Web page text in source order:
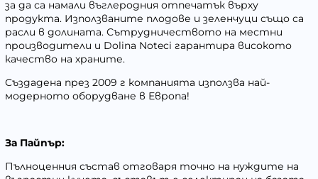
за да са намали въглеродния отпечатък върху
продукта. Използваните плодове и зеленчуци също са
расли в долината. Сътрудничеството на местни
производители и Dolina Noteci гарантира високото
качество на храните.
Създадена през 2009 г компанията използва най-
модерното оборудване в Европа!
За Пайпър:
Пълноценния състав отговаря точно на нуждите на